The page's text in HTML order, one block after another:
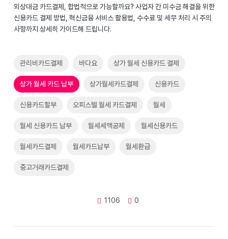
외상대금 카드결제, 합법적으로 가능할까요? 사업자 간 미수금 해결을 위한
신용카드 결제 방법, 혁신금융 서비스 활용법, 수수료 및 세무 처리 시 주의
사항까지 상세히 가이드해 드립니다.
관리비카드결제 바다요 상가 월세 신용카드 결제
상가 월세 카드 납부 상가월세카드결제 신용카드
신용카드할부 오피스텔 월세 카드결제 월세
월세 신용카드 납부 월세세액공제 월세신용카드
월세카드결제 월세카드납부 월세환급
중고거래카드결제
1106 0